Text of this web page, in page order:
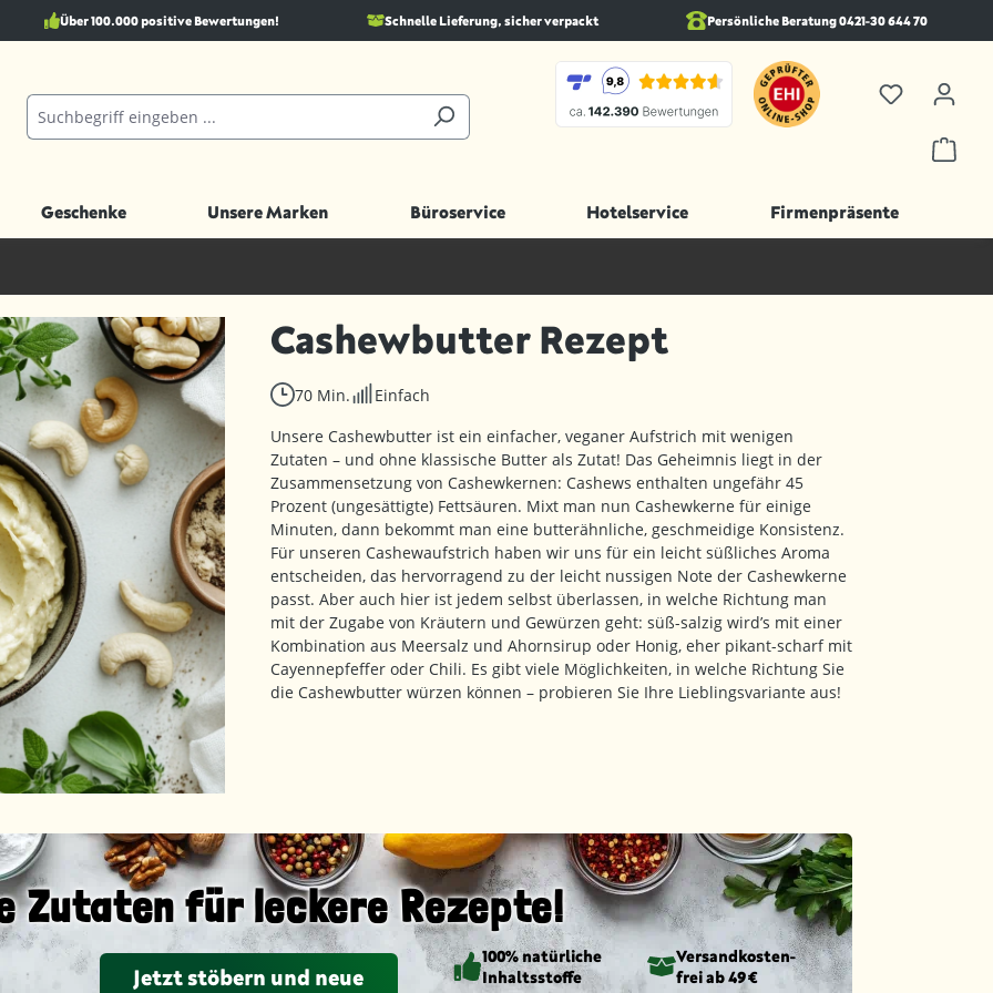
Über 100.000 positive Bewertungen! Schnelle Lieferung, sicher verpackt Persönliche Beratung 0421-30 644 70
Geschenke Unsere Marken Büroservice Hotelservice Firmenpräsente
Cashewbutter Rezept
70 Min.
Einfach
Unsere Cashewbutter ist ein einfacher, veganer Aufstrich mit wenigen
Zutaten – und ohne klassische Butter als Zutat! Das Geheimnis liegt in der
Zusammensetzung von Cashewkernen: Cashews enthalten ungefähr 45
Prozent (ungesättigte) Fettsäuren. Mixt man nun Cashewkerne für einige
Minuten, dann bekommt man eine butterähnliche, geschmeidige Konsistenz.
Für unseren Cashewaufstrich haben wir uns für ein leicht süßliches Aroma
entscheiden, das hervorragend zu der leicht nussigen Note der Cashewkerne
passt. Aber auch hier ist jedem selbst überlassen, in welche Richtung man
mit der Zugabe von Kräutern und Gewürzen geht: süß-salzig wird’s mit einer
Kombination aus Meersalz und Ahornsirup oder Honig, eher pikant-scharf mit
Cayennepfeffer oder Chili. Es gibt viele Möglichkeiten, in welche Richtung Sie
die Cashewbutter würzen können – probieren Sie Ihre Lieblingsvariante aus!
Zutaten für leckere Rezepte!
Jetzt stöbern und neue
100% natürliche
Inhaltsstoffe
Versandkosten­
frei ab 49 €